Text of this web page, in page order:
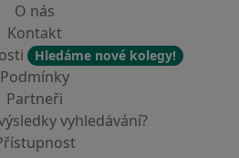
O nás
Kontakt
Hledáme nové kolegy!
Podmínky
Partneři
vyhledávání?